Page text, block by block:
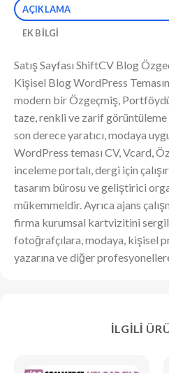
AÇIKLAMA
EK BILGI
Satış Sayfası ShiftCV Blog
Kişisel Blog WordPress
modern bir Özgeçmiş,
taze, renkli ve zarif
son derece yaratıcı, modaya
WordPress teması CV, Vcard,
inceleme portalı, dergi için
tasarım bürosu ve geliştirici
mükemmeldir. Ayrıca ajans
firma kurumsal kartvizitini
fotoğrafçılara, modaya, kişisel
yazarına ve diğer
İLGILI